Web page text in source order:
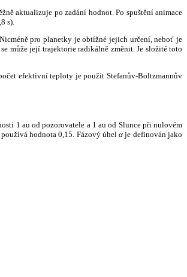
aktualizuje po zadání hodnot. Po spuštění animace
s).
pro planetky je obtížné jejich určení, neboť je
může její trajektorie radikálně změnit. Je složité toto
efektivní teploty je použit Stefanův-Boltzmannův
1 au od pozorovatele a 1 au od Slunce při nulovém
hodnota 0,15. Fázový úhelα je definován jako